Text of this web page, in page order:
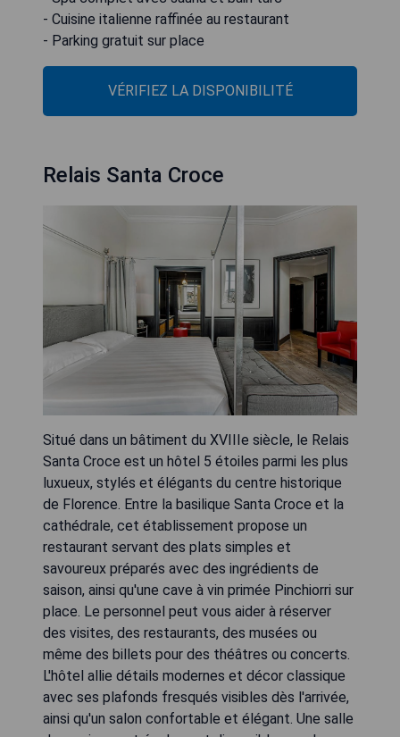
- Cuisine italienne raffinée au restaurant
- Parking gratuit sur place
VÉRIFIEZ LA DISPONIBILITÉ
Relais Santa Croce
Situé dans un bâtiment du XVIIIe siècle, le Relais
Santa Croce est un hôtel 5 étoiles parmi les plus
luxueux, stylés et élégants du centre historique
de Florence. Entre la basilique Santa Croce et la
cathédrale, cet établissement propose un
restaurant servant des plats simples et
savoureux préparés avec des ingrédients de
saison, ainsi qu'une cave à vin primée Pinchiorri sur
place. Le personnel peut vous aider à réserver
des visites, des restaurants, des musées ou
même des billets pour des théâtres ou concerts.
L'hôtel allie détails modernes et décor classique
avec ses plafonds fresqués visibles dès l'arrivée,
ainsi qu'un salon confortable et élégant. Une salle